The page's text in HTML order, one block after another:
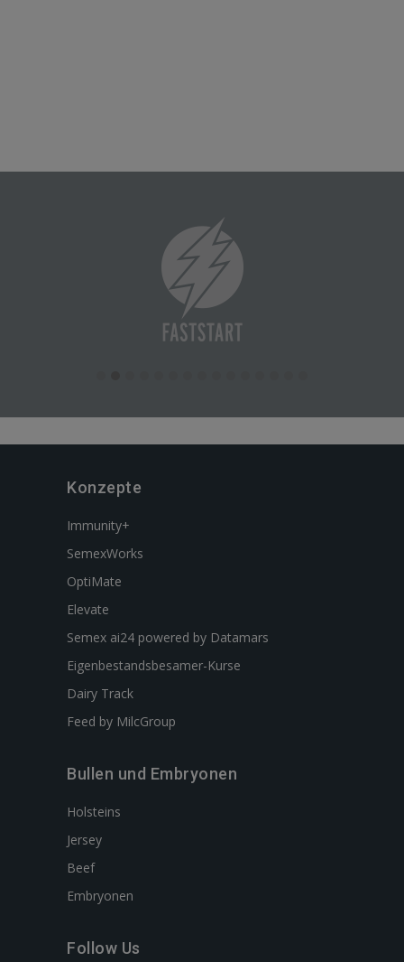
Konzepte
Immunity+
SemexWorks
OptiMate
Elevate
Semex ai24 powered by Datamars
Eigenbestandsbesamer-Kurse
Dairy Track
Feed by MilcGroup
Bullen und Embryonen
Holsteins
Jersey
Beef
Embryonen
Follow Us